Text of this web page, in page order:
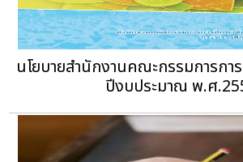
นโยบายสำนักงานคณะกรรมการก
ปีงบประมาณ พ.ศ